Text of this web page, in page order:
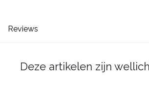
Reviews
Deze artikelen zijn